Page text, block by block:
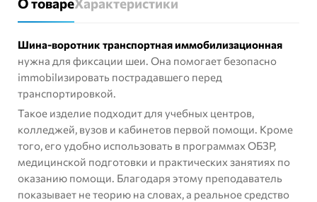
О товареХарактеристики
Шина-воротник транспортная иммобилизационная
нужна для фиксации шеи. Она помогает безопасно
immobilизировать пострадавшего перед
транспортировкой.
Такое изделие подходит для учебных центров,
колледжей, вузов и кабинетов первой помощи. Кроме
того, его удобно использовать в программах ОБЗР,
медицинской подготовки и практических занятиях по
оказанию помощи. Благодаря этому преподаватель
показывает не теорию на словах, а реальное средство